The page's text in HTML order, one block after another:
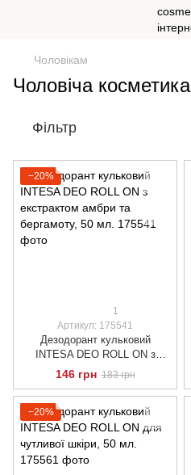
Чоловікам
Чоловіча косметика
Фільтр
−20%
1
Артикул: 175541
Дезодорант кульковий
INTESA DEO ROLL ON з
екстрактом амбри та
бергамоту, 50 мл.
146 грн 183 грн
−20%